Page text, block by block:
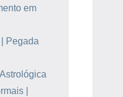
em
Pegada
|